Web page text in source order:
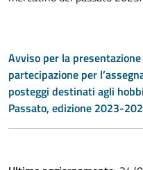
Avviso per la
partecipazione per
posteggi destinati agli
Passato, edizione 2023-